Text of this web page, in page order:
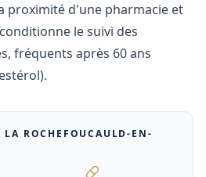
proximité d'une pharmacie et
le suivi des
fréquents après 60 ans
LA ROCHEFOUCAULD-EN-